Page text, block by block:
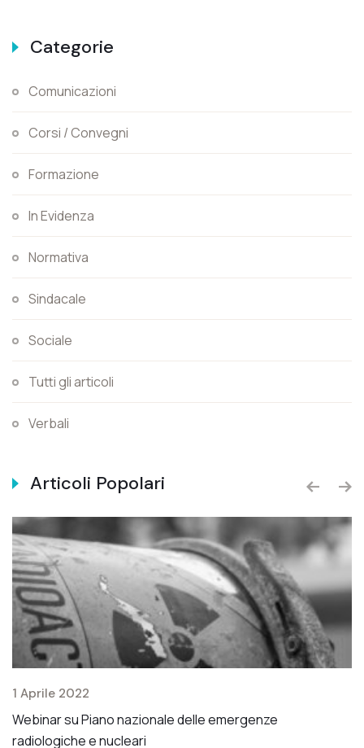
Categorie
Comunicazioni
Corsi / Convegni
Formazione
In Evidenza
Normativa
Sindacale
Sociale
Tutti gli articoli
Verbali
Articoli Popolari
1 Aprile 2022
Webinar su Piano nazionale delle emergenze
radiologiche e nucleari